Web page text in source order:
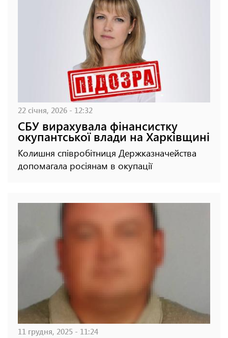
22 січня, 2026 - 12:32
СБУ вирахувала фінансистку
окупантської влади на Харківщині
Колишня співробітниця Держказначейства
допомагала росіянам в окупації
11 грудня, 2025 - 11:24